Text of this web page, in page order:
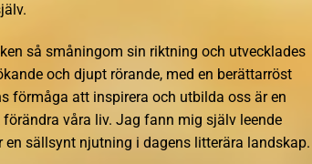
så småningom sin riktning och utvecklades
och djupt rörande, med en berättarröst
förmåga att inspirera och utbilda oss är en
våra liv. Jag fann mig själv leende
sällsynt njutning i dagens litterära landskap.